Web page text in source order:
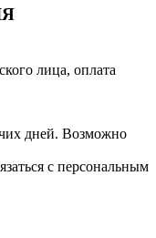
лица, оплата
дней. Возможно
с персональным